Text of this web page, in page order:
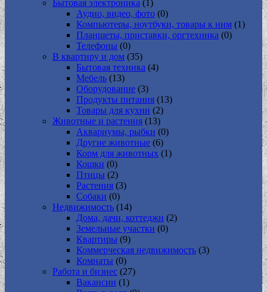
Бытовая электроника (1)
Аудио, видео, фото (0)
Компьютеры, ноутбуки, товары к ним (1)
Планшеты, приставки, оргтехника (0)
Телефоны (0)
В квартиру и дом (35)
Бытовая техника (4)
Мебель (13)
Оборудование (3)
Продукты питания (13)
Товары для кухни (2)
Животные и растения (13)
Аквариумы, рыбки (0)
Другие животные (6)
Корм для животных (1)
Кошки (0)
Птицы (2)
Растения (3)
Собаки (0)
Недвижимость (14)
Дома, дачи, коттеджи (2)
Земельные участки (0)
Квартиры (9)
Коммерческая недвижимость (3)
Комнаты (0)
Работа и бизнес (27)
Вакансии (1)